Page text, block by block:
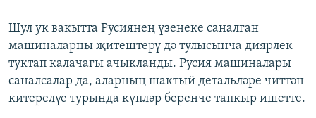
Шул ук вакытта Русиянең үзенеке саналган
машиналарны җитештерү дә тулысынча диярлек
туктап калачагы ачыкланды. Русия машиналары
саналсалар да, аларның шактый детальләре читтән
китерелүе турында күпләр беренче тапкыр ишетте.